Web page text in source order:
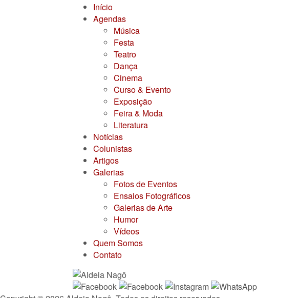
Início
Agendas
Música
Festa
Teatro
Dança
Cinema
Curso & Evento
Exposição
Feira & Moda
Literatura
Notícias
Colunistas
Artigos
Galerias
Fotos de Eventos
Ensaios Fotográficos
Galerias de Arte
Humor
Vídeos
Quem Somos
Contato